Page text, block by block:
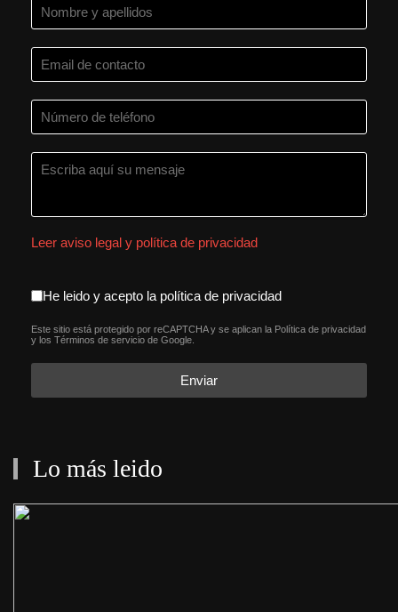
Leer aviso legal y política de privacidad
aceptacion política de
He leido y acepto la política de privacidad
reCAPTCHA*
Este sitio está protegido por reCAPTCHA y se aplican la Política de privacidad
y los Términos de servicio de Google.
Enviar
Lo más leido